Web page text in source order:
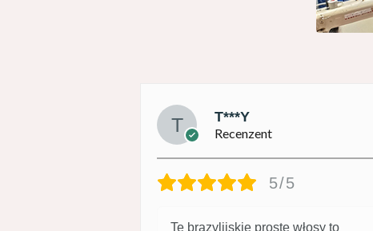
T***Y
Recenzent
5/5
Te brazylijskie proste włosy to